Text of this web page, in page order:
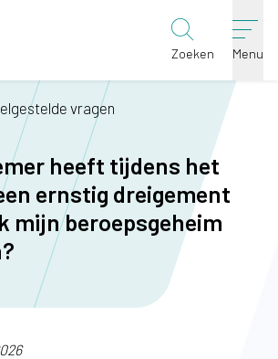
Zoeken Menu
vragen
heeft tijdens het
ernstig dreigement
mijn beroepsgeheim